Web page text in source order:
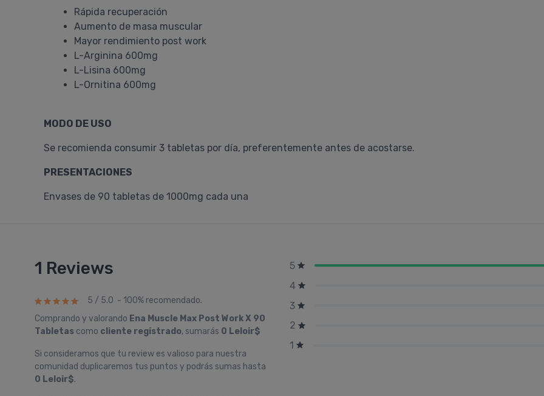
Rápida recuperación
Aumento de masa muscular
Mayor rendimiento post work
L-Arginina 600mg
L-Lisina 600mg
L-Ornitina 600mg
MODO DE USO
Se recomienda consumir 3 tabletas por día, preferentemente antes de acostarse.
PRESENTACIONES
Envases de 90 tabletas de 1000mg cada una
1 Reviews
5 / 5.0 - 100% recomendado.
Comprando y valorando Ena Muscle Max Post Work X 90
Tabletas como cliente registrado, sumarás 0 Leloir$
Si consideramos que tu review es valioso para nuestra
comunidad duplicaremos tus puntos y podrás sumas hasta
0 Leloir$.
5
4
3
2
1